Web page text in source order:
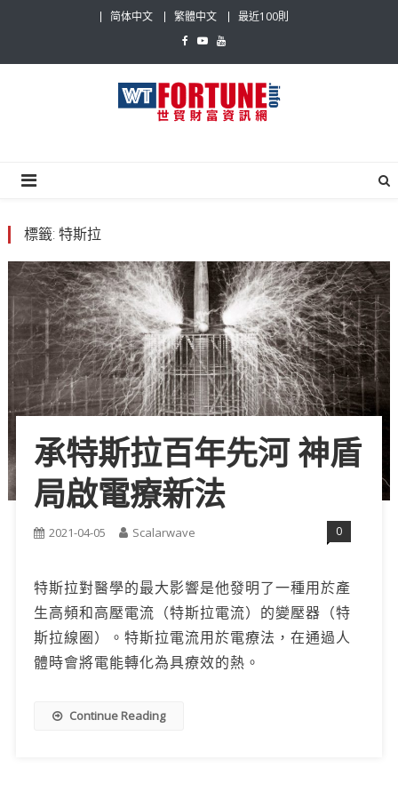
简体中文 繁體中文 最近100則
標籤: 特斯拉
承特斯拉百年先河 神盾
局啟電療新法
2021-04-05 Scalarwave 0
特斯拉對醫學的最大影響是他發明了一種用於產
生高頻和高壓電流（特斯拉電流）的變壓器（特
斯拉線圈）。特斯拉電流用於電療法，在通過人
體時會將電能轉化為具療效的熱。
Continue Reading